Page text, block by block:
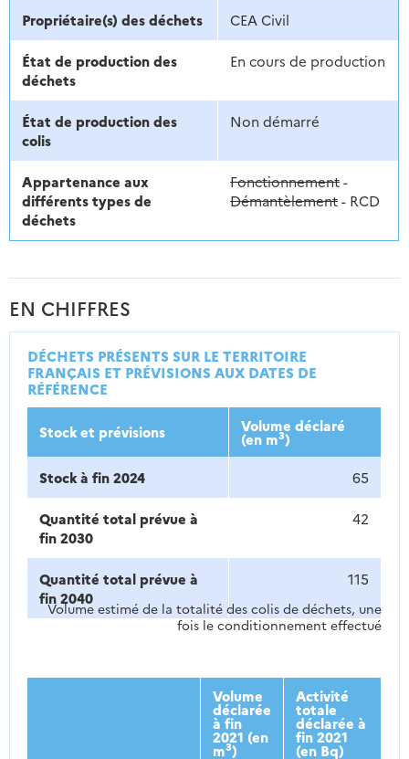
Propriétaire(s) des déchets CEA Civil
État de production des
déchets
En cours de production
État de production des
colis
Non démarré
Appartenance aux
différents types de
déchets
Fonctionnement-
Démantèlement- RCD
EN CHIFFRES
DÉCHETS PRÉSENTS SUR LE TERRITOIRE
FRANÇAIS ET PRÉVISIONS AUX DATES DE
RÉFÉRENCE
Stock et prévisions Volume déclaré
(en m3)
Stock à fin 2024
65
Quantité total prévue à
fin 2030
42
Quantité total prévue à
fin 2040
115
Volume estimé de la totalité des colis de déchets, une
fois le conditionnement effectué
Volume
déclarée
à fin
2021 (en
m3)
Activité
totale
déclarée à
fin 2021
(en Bq)